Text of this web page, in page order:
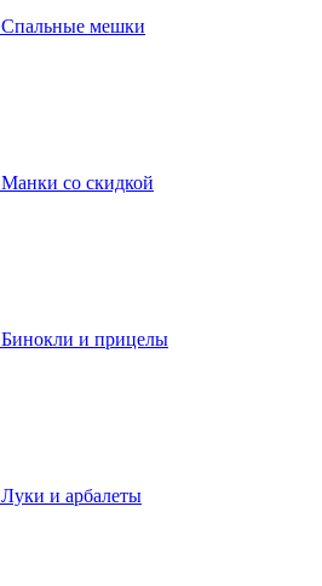
Спальные мешки
Манки со скидкой
Бинокли и прицелы
Луки и арбалеты